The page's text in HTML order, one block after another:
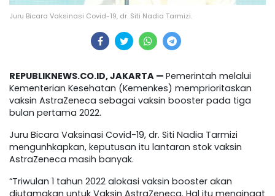
Juru Bicara Vaksinasi Covid-19, dr. Siti Nadia Tarmizi.
REPUBLIKNEWS.CO.ID, JAKARTA — Pemerintah melalui
Kementerian Kesehatan (Kemenkes) memprioritaskan
vaksin AstraZeneca sebagai vaksin booster pada tiga
bulan pertama 2022.
Juru Bicara Vaksinasi Covid-19, dr. Siti Nadia Tarmizi
mengunhkapkan, keputusan itu lantaran stok vaksin
AstraZeneca masih banyak.
“Triwulan 1 tahun 2022 alokasi vaksin booster akan